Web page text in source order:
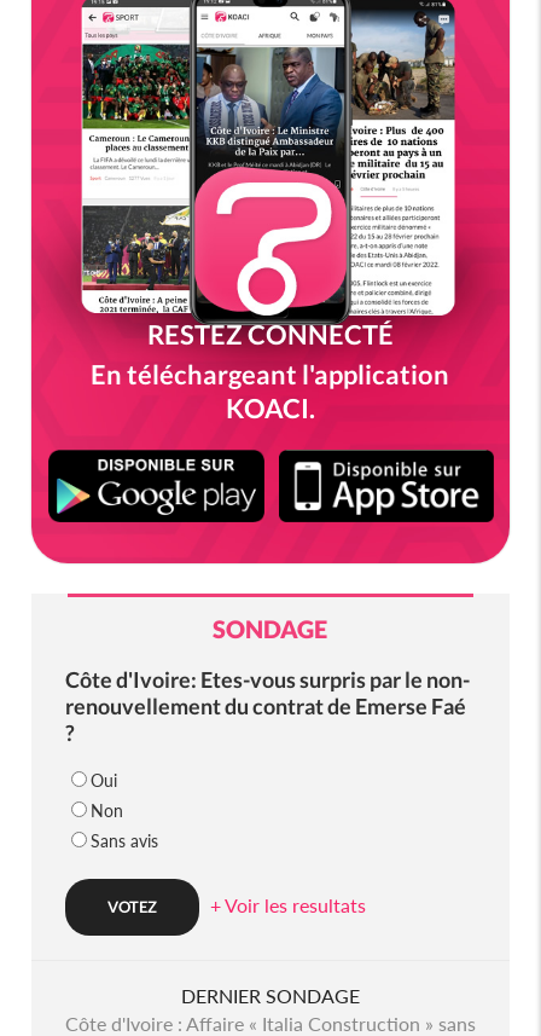
RESTEZ CONNECTÉ
En téléchargeant l'application
KOACI.
SONDAGE
Côte d'Ivoire: Etes-vous surpris par le non-
renouvellement du contrat de Emerse Faé
?
Oui
Non
Sans avis
+ Voir les resultats
DERNIER SONDAGE
Côte d'Ivoire : Affaire « Italia Construction » sans